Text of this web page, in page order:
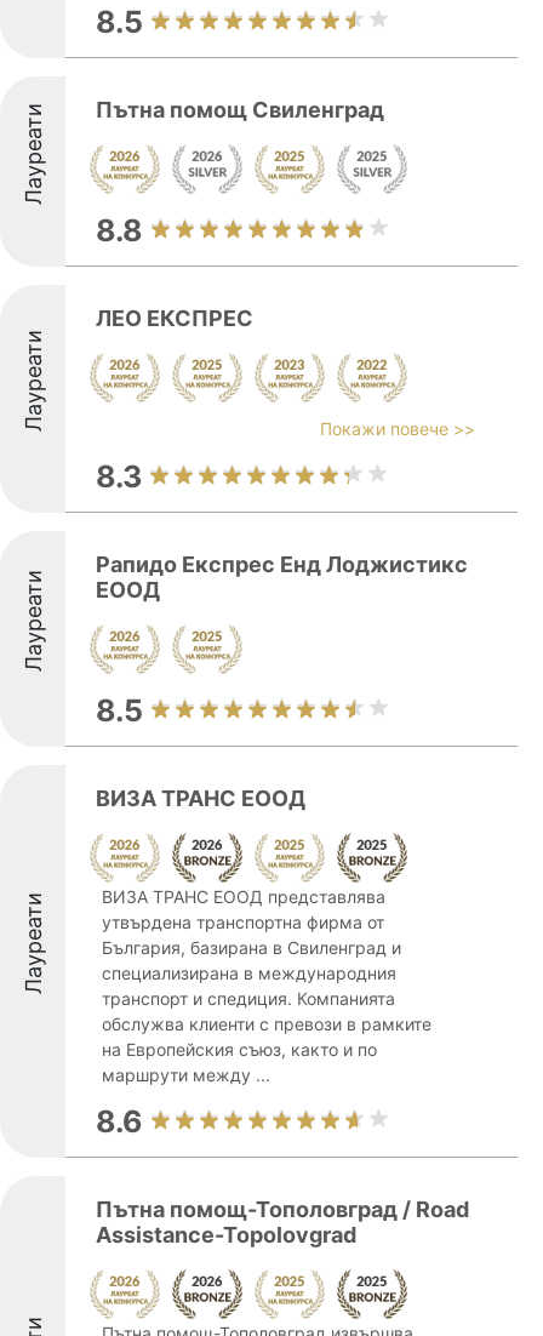
8.5
Лауреати Пътна помощ Свиленград
8.8
Лауреати
ЛЕО ЕКСПРЕС
Покажи повече >>
8.3
Лауреати
Рапидо Експрес Енд Лоджистикс
ЕООД
8.5
Лауреати
ВИЗА ТРАНС ЕООД
ВИЗА ТРАНС ЕООД представлява
утвърдена транспортна фирма от
България, базирана в Свиленград и
специализирана в международния
транспорт и спедиция. Компанията
обслужва клиенти с превози в рамките
на Европейския съюз, както и по
маршрути между ...
8.6
Пътна помощ-Тополовград / Road
Assistance-Topolovgrad